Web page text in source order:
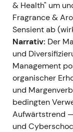
& Health" um
Fragrance &
Sensient ab
Narrativ: Der
und
Management
organischer
und
bedingten
Aufwärtstrend
und